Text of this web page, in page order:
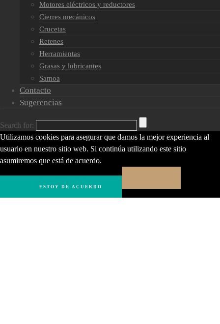
Motores eléctricos y reductores
Cierres mecánicos
Crucetas
Retenes
Herramientas
Grasas y lubricantes
Samoa
Contacto
Sugerencias
Search for:
Utilizamos cookies para asegurar que damos la mejor experiencia al
usuario en nuestro sitio web. Si continúa utilizando este sitio
asumiremos que está de acuerdo.
ESTOY DE ACUERDO